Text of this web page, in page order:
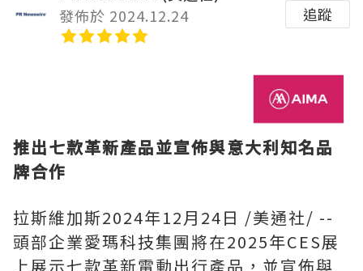
發佈於 2024.12.24
追蹤
推出七款革新產品並宣佈與意大利知名品
牌合作
拉斯維加斯2024年12月24日 /美通社/ --
頭部企業愛瑪科技集團將在2025年CES展
上展示七款革新電動出行產品，並宣佈與